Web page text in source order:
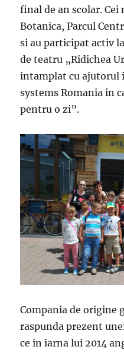
final de an scolar.
Botanica, Parcul
si au participat activ
de teatru „Ridichea
intamplat cu ajutorul
systems Romania in
pentru o zi”.
Compania de origine
raspunda prezent
ce in iarna lui 2014